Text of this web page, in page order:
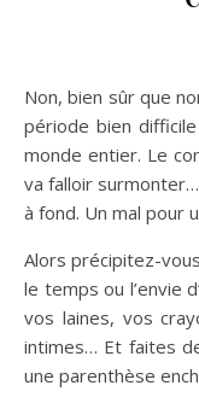
Non, bien sûr que non ! Certes, nous allons au devant d’une
période bien
monde entier. Le
va falloir
à fond. Un mal pour
Alors précipitez-
le temps ou l’envie
vos laines, vos
intimes… Et faites
une parenthèse